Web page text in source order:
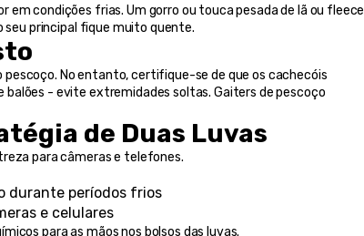
condições frias. Um gorro ou touca pesada de lã ou fleece
seu principal fique muito quente.
No entanto, certifique-se de que os cachecóis
- evite extremidades soltas. Gaiters de pescoço
de Duas Luvas
para câmeras e telefones.
durante períodos frios
e celulares
para as mãos nos bolsos das luvas.